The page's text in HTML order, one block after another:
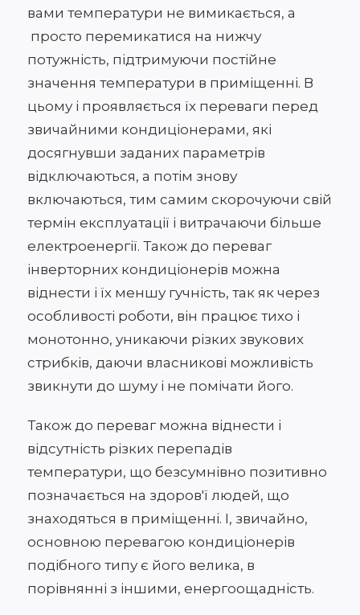
вами температури не вимикається, а
просто перемикатися на нижчу
потужність, підтримуючи постійне
значення температури в приміщенні. В
цьому і проявляється їх переваги перед
звичайними кондиціонерами, які
досягнувши заданих параметрів
відключаються, а потім знову
включаються, тим самим скорочуючи свій
термін експлуатації і витрачаючи більше
електроенергії. Також до переваг
інверторних кондиціонерів можна
віднести і їх меншу гучність, так як через
особливості роботи, він працює тихо і
монотонно, уникаючи різких звукових
стрибків, даючи власникові можливість
звикнути до шуму і не помічати його.
Також до переваг можна віднести і
відсутність різких перепадів
температури, що безсумнівно позитивно
позначається на здоров'ї людей, що
знаходяться в приміщенні. І, звичайно,
основною перевагою кондиціонерів
подібного типу є його велика, в
порівнянні з іншими, енергоощадність.